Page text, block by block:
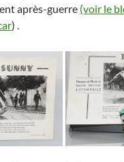
après-guerre (voir le
) .